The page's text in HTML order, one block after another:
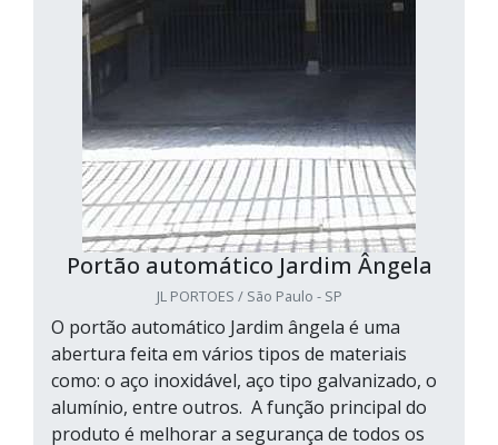
Portão automático Jardim Ângela
JL PORTOES / São Paulo - SP
O portão automático Jardim ângela é uma
abertura feita em vários tipos de materiais
como: o aço inoxidável, aço tipo galvanizado, o
alumínio, entre outros. A função principal do
produto é melhorar a segurança de todos os